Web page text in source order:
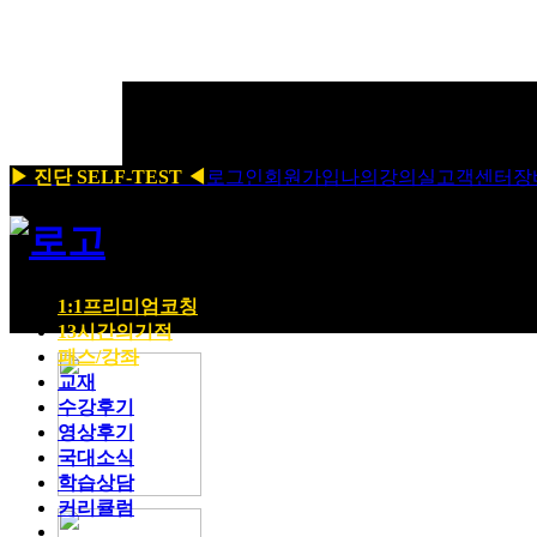
▶ 진단 SELF-TEST ◀ 로그인회원가입나의강의실 고객센터 장
1:1프리미엄코칭
13시간의기적
패스/강좌
교재
수강후기
영상후기
국대소식
학습상담
커리큘럼